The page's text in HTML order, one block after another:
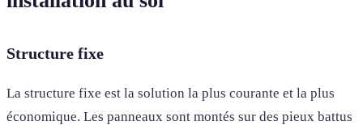
Structure fixe
La structure fixe est la solution la plus courante et la plus
économique. Les panneaux sont montés sur des pieux battus